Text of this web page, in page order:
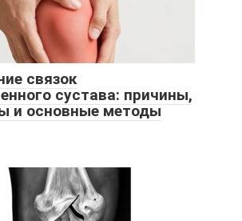
связок
сустава: причины,
и основные методы